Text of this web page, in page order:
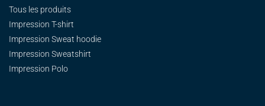
Tous les produits
Impression T-shirt
Impression Sweat hoodie
Impression Sweatshirt
Impression Polo